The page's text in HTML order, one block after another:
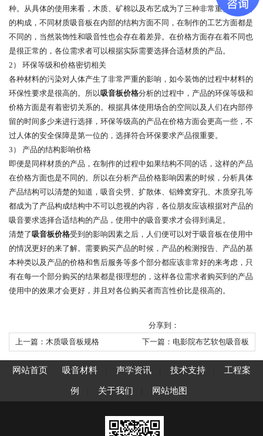
种。从具体的使用来看，木质、矿棉以及布艺成为了三种非常重要的材料
的构成，不同材质吸音板在内部的结构方面不同，在制作的工艺方面都是
不同的，当然装饰性和吸音性也会存在着差异。在价格方面存在着不同也
是很正常的，各位需求者可以根据实际需要选择合适材质的产品。
2） 环保等级和价格密切相关
各种材料的污染对人体产生了非常严重的影响，如今装饰的过程中材料的
环保性要求是很高的。所以吸音板价格分析的过程中，产品的环保等级和
价格方面是有着密切关系的。根据具体使用场合的空间以及人们在内部停
留的时间多少来进行选择，环保等级高的产品在价格方面会更高一些，不
过人体的安全保障是第一位的，选择符合环保要求产品很重要。
3） 产品的结构影响价格
即便是同样材质的产品，在制作的过程中如果结构不同的话，这样的产品
在价格方面也是不同的。所以在分析产品价格影响因素的时候，分析具体
产品结构可以清楚的知道，吸音尖劈、扩散体、铝蜂窝穿孔、木质穿孔等
都成为了产品构成结构中不可以忽视的内容，各位朋友应该根据对产品的
吸音要求选择合适结构的产品，使用中的吸音要求才会得到满足。
清楚了吸音板价格受到的影响因素之后，人们便可以对于吸音板在使用中
的情况更好的来了解。需要购买产品的时候，产品的检测报告、产品的基
本种类以及产品的价格和售后服务等多个部分都应该非常好的来考虑，只
有在每一个部分购买的结果都是很理想的，这样各位需求者购买到的产品
使用中的效果才会更好，并且对各位购买者而言性价比是很高的。
分享到：
上一篇：木质吸音板规格
下一篇：电影院布艺软包吸音板
网站首页 吸音材料 声学资讯 技术支持 工程案
例 关于我们 网站地图